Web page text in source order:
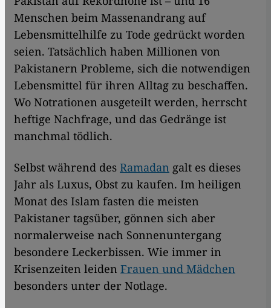
Menschen beim Massenandrang auf
Lebensmittelhilfe zu Tode gedrückt worden
seien. Tatsächlich haben Millionen von
Pakistanern Probleme, sich die notwendigen
Lebensmittel für ihren Alltag zu beschaffen.
Wo Notrationen ausgeteilt werden, herrscht
heftige Nachfrage, und das Gedränge ist
manchmal tödlich.
Selbst während des Ramadan galt es dieses
Jahr als Luxus, Obst zu kaufen. Im heiligen
Monat des Islam fasten die meisten
Pakistaner tagsüber, gönnen sich aber
normalerweise nach Sonnenuntergang
besondere Leckerbissen. Wie immer in
Krisenzeiten leiden Frauen und Mädchen
besonders unter der Notlage.